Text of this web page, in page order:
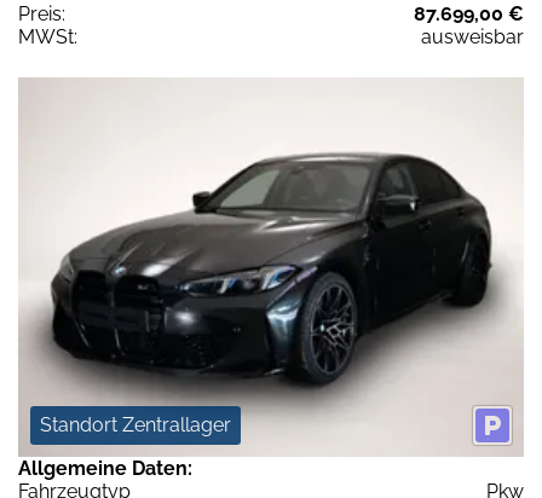
Preis:
87.699,00 €
MWSt:
ausweisbar
Standort Zentrallager
Allgemeine Daten:
Fahrzeugtyp
Pkw